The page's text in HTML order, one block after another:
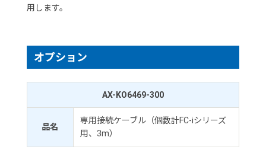
用します。
オプション
AX-KO6469-300
品名
専用接続ケーブル（個数計FC-iシリーズ
用、3m）